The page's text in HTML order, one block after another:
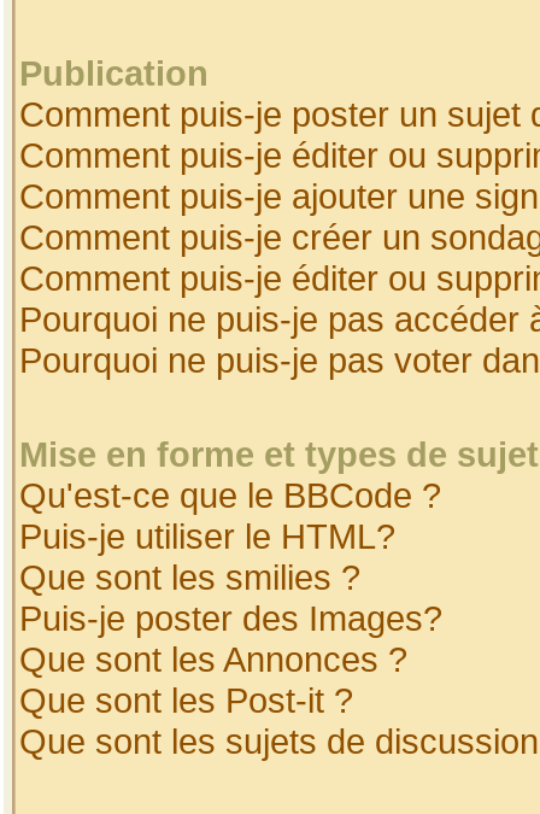
Publication
Comment puis-je poster un sujet
Comment puis-je éditer ou
Comment puis-je ajouter une
Comment puis-je créer un
Comment puis-je éditer ou
Pourquoi ne puis-je pas accéder
Pourquoi ne puis-je pas voter
Mise en forme et types de
Qu'est-ce que le BBCode ?
Puis-je utiliser le HTML?
Que sont les smilies ?
Puis-je poster des Images?
Que sont les Annonces ?
Que sont les Post-it ?
Que sont les sujets de